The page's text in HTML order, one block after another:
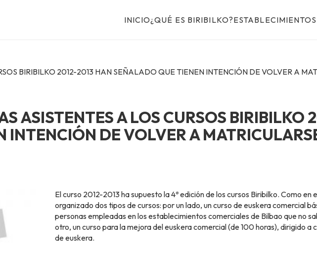
INICIO¿QUÉ ES BIRIBILKO?ESTABLECIMIENTOS
BIRIBILKO 2012-2013 HAN SEÑALADO QUE TIENEN INTENCIÓN DE VOLVER A
ASISTENTES A LOS CURSOS BIRIBILKO
INTENCIÓN DE VOLVER A
El curso 2012-2013 ha supuesto la 4ª edición de los cursos Biribilko. Como en
organizado dos tipos de cursos: por un lado, un curso de euskera comercial
personas empleadas en los establecimientos comerciales de Bilbao que no
otro, un curso para la mejora del euskera comercial (de 100 horas), dirigido a
de euskera.